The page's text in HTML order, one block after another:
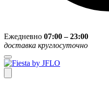
Ежедневно 07:00 – 23:00
доставка круглосуточно